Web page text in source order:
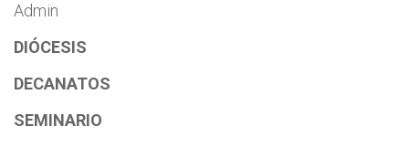
Admin
DIÓCESIS
DECANATOS
SEMINARIO